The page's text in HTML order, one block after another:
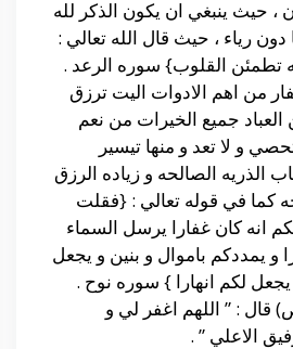
، حيث ينبغي ان يكون الذكر لله
رياء ، حيث قال الله تعالي :
تطمئن القلوب} سوره الرعد .
من اهم الادوات اليت ترزق
العباد جميع الخيرات من نعم
و لا تعد و منها تيسير
الذريه الصالحه و زياده الرزق
كما في قوله تعالي : {فقلت
انه كان غفارا يرسل السماء
و يمددكم باموال و بنين و يجعل
لكم انهارا } سوره نوح .
قال : ” اللهم اغفر لي و
الاعلي ” .